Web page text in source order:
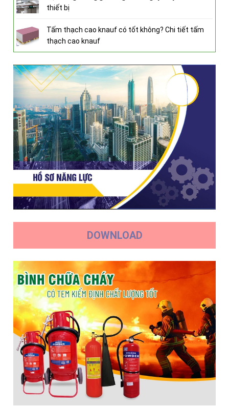
thiết bị
Tấm thạch cao knauf có tốt không? Chi tiết tấm
thạch cao knauf
DOWNLOAD